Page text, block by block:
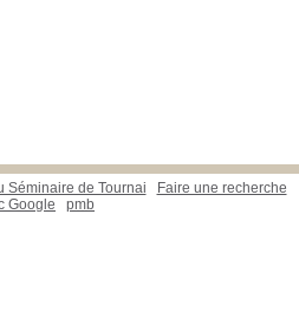
Séminaire de Tournai
Faire une recherche
Google
pmb